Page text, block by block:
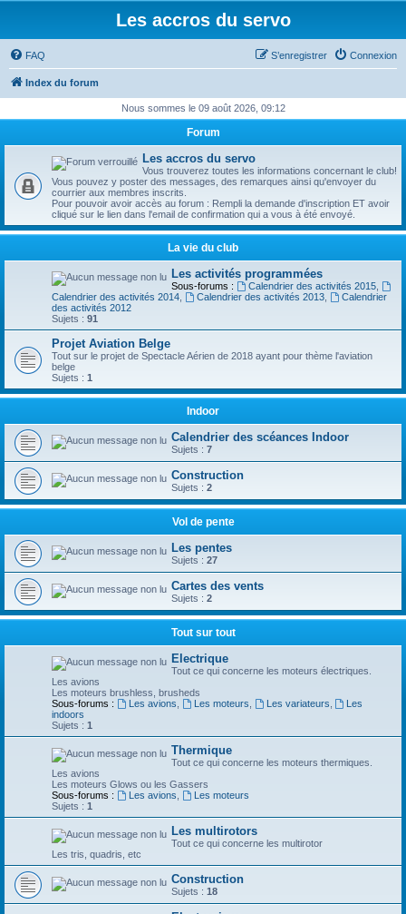
Les accros du servo
FAQ Connexion
S’enregistrer
Index du forum
Nous sommes le 09 août 2026, 09:12
Forum
Les accros du servo
Vous trouverez toutes les informations concernant le club!
Vous pouvez y poster des messages, des remarques ainsi qu'envoyer du
courrier aux membres inscrits.
Pour pouvoir avoir accès au forum : Rempli la demande d'inscription ET avoir
cliqué sur le lien dans l'email de confirmation qui a vous à été envoyé.
La vie du club
Les activités programmées
Sous-forums : Calendrier des activités 2015,
Calendrier des activités 2014
Calendrier des activités 2013,
Calendrier
des activités 2012
Sujets : 91
Projet Aviation Belge
Tout sur le projet de Spectacle Aérien de 2018 ayant pour thème l'aviation
belge
Sujets : 1
Indoor
Calendrier des scéances Indoor
Sujets : 7
Construction
Sujets : 2
Vol de pente
Les pentes
Sujets : 27
Cartes des vents
Sujets : 2
Tout sur tout
Electrique
Tout ce qui concerne les moteurs électriques.
Les avions
Les moteurs brushless, brusheds
Sous-forums :
Les avions Les moteurs Les variateurs
Les
indoors
Sujets : 1
Thermique
Tout ce qui concerne les moteurs thermiques.
Les avions
Les moteurs Glows ou les Gassers
Sous-forums :
Les avions
Les moteurs
Sujets : 1
Les multirotors
Tout ce qui concerne les multirotor
Les tris, quadris, etc
Construction
Sujets : 18